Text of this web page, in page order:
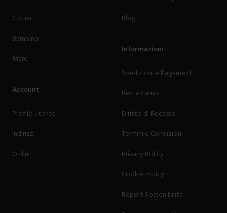
Cucina
Bambino
Mare
Account
Profilo utente
Indirizzi
Ordini
Blog
Informazioni
Spedizioni e Pagamenti
Resi e Cambi
Diritto di Recesso
Termini e Condizioni
Privacy Policy
Cookie Policy
Report Sostenibilità